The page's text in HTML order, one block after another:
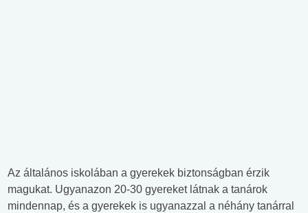
Az általános iskolában a gyerekek biztonságban érzik
magukat. Ugyanazon 20-30 gyereket látnak a tanárok
mindennap, és a gyerekek is ugyanazzal a néhány tanárral